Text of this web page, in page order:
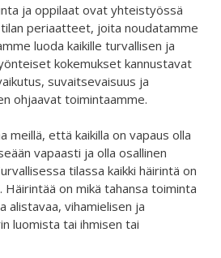
lähettiläs nimitys
minut... 2020
2020
Festival 2019
ja oppilaat ovat yhteistyössä
periaatteet, joita noudatamme
luoda kaikille turvallisen ja
kokemukset kannustavat
suvaitsevaisuus ja
ohjaavat toimintaamme.
meillä, että kaikilla on vapaus olla
vapaasti ja olla osallinen
tilassa kaikki häirintä on
on mikä tahansa toiminta
alistavaa, vihamielisen ja
luomista tai ihmisen tai